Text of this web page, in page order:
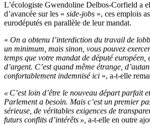
L’écologiste Gwendoline Delbos-Corfield a
d’avancée sur les « side-jobs », ces emplois
eurodéputés en parallèle de leur mandat.
« On a obtenu l’interdiction du travail de
un minimum, mais sinon, vous pouvez
temps que votre mandat de député européen,
d’argent. C’est quand même étrange,
confortablement indemnisé ici », a-t-elle
« C’est loin d’être le nouveau départ parfait
Parlement a besoin. Mais c’est un premier
sérieuse, de véritables exigences de
futurs conflits d’intérêts », a-t-elle en outre